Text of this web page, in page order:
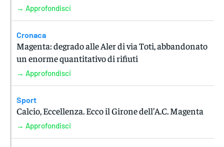
→ Approfondisci
Cronaca
Magenta: degrado alle Aler di via Toti, abbandonato
un enorme quantitativo di rifiuti
→ Approfondisci
Sport
Calcio, Eccellenza. Ecco il Girone dell’A.C. Magenta
→ Approfondisci